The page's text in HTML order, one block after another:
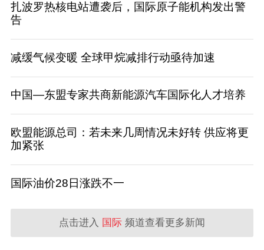
扎波罗热核电站遭袭后，国际原子能机构发出警
告
减缓气候变暖 全球甲烷减排行动亟待加速
中国—东盟专家共商新能源汽车国际化人才培养
欧盟能源总司：若未来几周情况未好转 供应将更
加紧张
国际油价28日涨跌不一
点击进入 国际 频道查看更多新闻